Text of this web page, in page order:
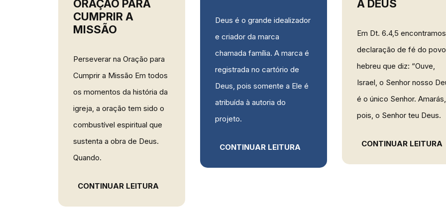
ORAÇÃO PARA
CUMPRIR A
MISSÃO
Perseverar na Oração para
Cumprir a Missão Em todos
os momentos da história da
igreja, a oração tem sido o
combustível espiritual que
sustenta a obra de Deus.
Quando.
CONTINUAR LEITURA
Deus é o grande idealizador
e criador da marca
chamada família. A marca é
registrada no cartório de
Deus, pois somente a Ele é
atribuída à autoria do
projeto.
CONTINUAR LEITURA
A DEUS
Em Dt. 6.4,5
declaração de fé do povo
hebreu que diz: “Ouve,
Israel, o Senhor nosso
é o único Senhor. Amarás,
pois, o Senhor teu Deus.
CONTINUAR LEITURA